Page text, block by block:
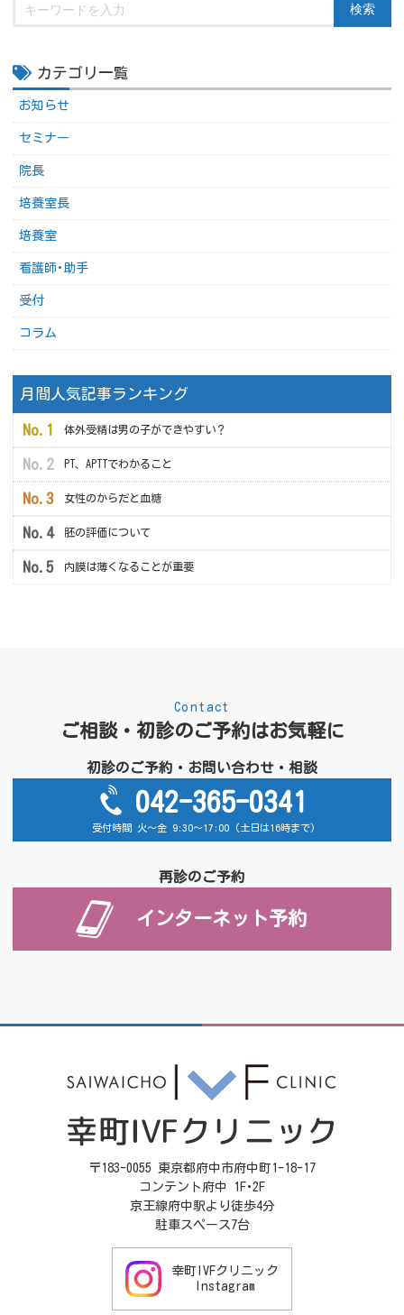
検索
カテゴリ一覧
お知らせ
セミナー
院長
培養室長
培養室
看護師･助手
受付
コラム
月間人気記事ランキング
体外受精は男の子ができやすい？
PT、APTTでわかること
女性のからだと血糖
胚の評価について
内膜は薄くなることが重要
ご相談・初診のご予約はお気軽に
Contact
初診のご予約・お問い合わせ・相談
042-365-0341
受付時間 火～金 9:30～17:00 (土日は16時まで)
再診のご予約
インターネット予約
〒183-0055 東京都府中市府中町1-18-17
コンテント府中 1F･2F
京王線府中駅より徒歩4分
駐車スペース7台
幸町IVFクリニック
Instagram